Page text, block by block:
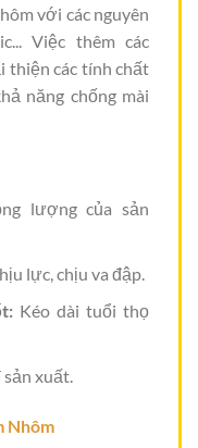
với các nguyên
Việc thêm các
thiện các tính chất
năng chống mài
lượng của sản
lực, chịu va đập.
Kéo dài tuổi thọ
xuất.
Nhôm